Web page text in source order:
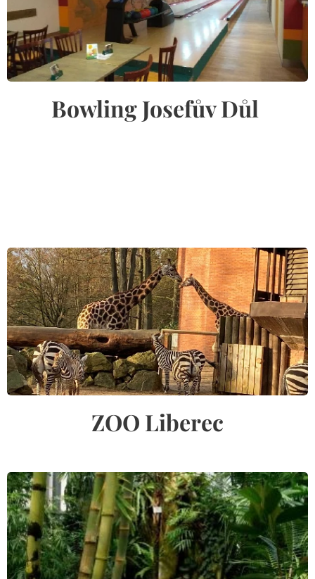
Bowling Josefův Důl
ZOO Liberec